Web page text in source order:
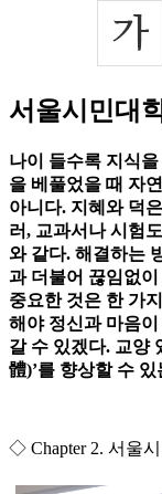
서울시민대
나이 들수록 지식
을 베풀었을 때 자
아니다. 지혜와 덕
러, 교과서나 시험
와 같다. 해결하는
과 더불어 끊임없
중요한 것은 한 가
해야 정신과 마음
갈 수 있겠다. 교양
體)’를 향상할 수
◇ Chapter 2. 서울